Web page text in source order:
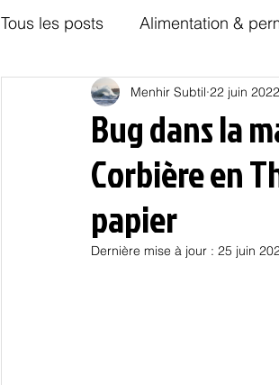
Tous les posts Alimentation &
Education Energies
Oligarchie
Spiritualités Low tech
Bug dans la
Corbière en
papier
Menhir Subtil 22 juin 2022
Dernière mise à jour : 25 juin